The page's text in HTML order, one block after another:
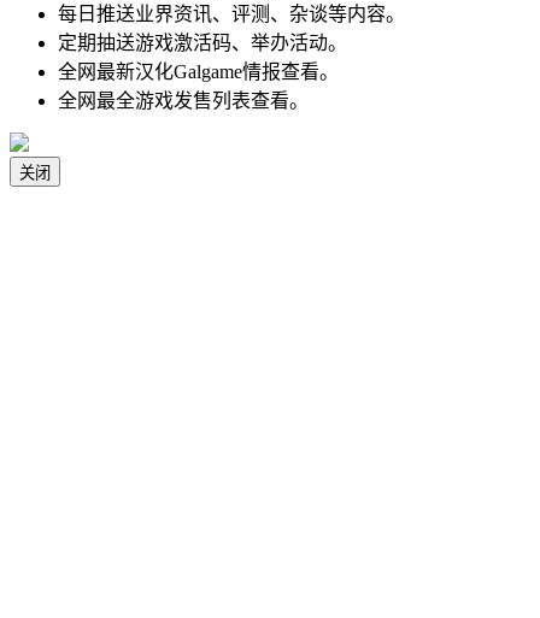
每日推送业界资讯、评测、杂谈等内容。
定期抽送游戏激活码、举办活动。
全网最新汉化Galgame情报查看。
全网最全游戏发售列表查看。
关闭